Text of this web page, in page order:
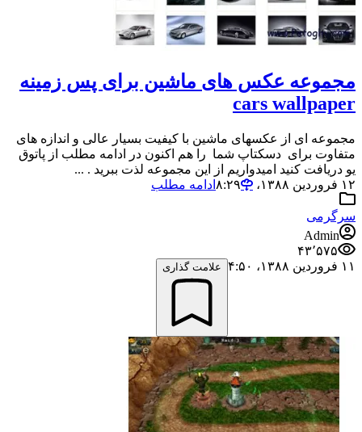
مجموعه عکس های ماشین برای پس زمینه
cars wallpaper
مجموعه ای از عکسهای ماشین با کیفیت بسیار عالی و اندازه های
متفاوت برای دسکتاپ شما را هم اکنون در ادامه مطلب از پاتوق
یو دریافت کنید امیدواریم از این مجموعه لذت ببرید . ...
۱۲ فروردین ۱۳۸۸،‏ ۸:۲۹
ادامه مطلب
سرگرمی
Admin
۴۳٬۵۷۵
۱۱ فروردین ۱۳۸۸،‏ ۴:۵۰
علامت گذاری